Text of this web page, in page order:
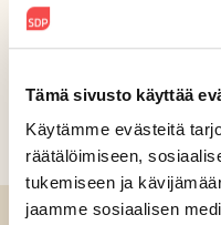
Tämä sivusto käyttää
Käytämme evästeitä
räätälöimiseen,
tukemiseen ja
jaamme sosiaalisen
Jaa